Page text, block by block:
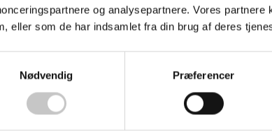
og analysepartnere. Vores
eller som de har indsamlet fra din brug af deres
Nødvendig
Præferencer